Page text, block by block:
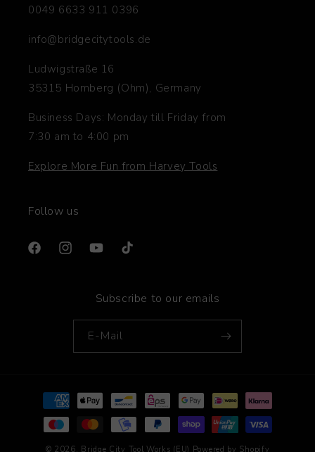
0049 6633 911 0396
info@bridgecitytools.de
Ludwigstraße 16
35315 Homberg (Ohm), Germany
Business Days: Monday till Friday from
7:30 am to 4:00 pm
Explore More Fun from Harvey Tools
Follow us
FacebookInstagramYouTubeTikTok
Subscribe to our emails
E-Mail
Zahlungsmethoden
© 2026, Bridge City Tool Works (EU) Powered by Shopify